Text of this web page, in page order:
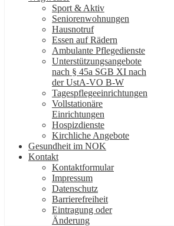
Sport & Aktiv
Seniorenwohnungen
Hausnotruf
Essen auf Rädern
Ambulante Pflegedienste
Unterstützungsangebote
nach § 45a SGB XI nach
der UstA-VO B-W
Tagespflegeeinrichtungen
Vollstationäre
Einrichtungen
Hospizdienste
Kirchliche Angebote
Gesundheit im NOK
Kontakt
Kontaktformular
Impressum
Datenschutz
Barrierefreiheit
Eintragung oder
Änderung